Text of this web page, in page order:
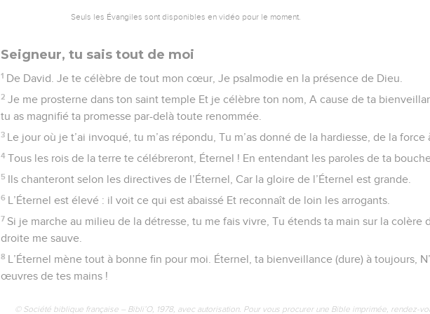
Seuls les Évangiles sont disponibles en vidéo pour le moment.
Seigneur, tu sais tout de moi
1 De David. Je te célèbre de tout mon cœur, Je psalmodie en la présence de Dieu.
2 Je me prosterne dans ton saint temple Et je célèbre ton nom, A cause de ta
tu as magnifié ta promesse par-delà toute renommée.
3 Le jour où je t’ai invoqué, tu m’as répondu, Tu m’as donné de la hardiesse, de la force
4 Tous les rois de la terre te célébreront, Éternel ! En entendant les paroles de ta
5 Ils chanteront selon les directives de l’Éternel, Car la gloire de l’Éternel est grande.
6 L’Éternel est élevé : il voit ce qui est abaissé Et reconnaît de loin les arrogants.
7 Si je marche au milieu de la détresse, tu me fais vivre, Tu étends ta main sur la colère
droite me sauve.
8 L’Éternel mène tout à bonne fin pour moi. Éternel, ta bienveillance (dure) à toujours,
œuvres de tes mains !
© Société biblique française – Bibli’O, 1978, avec autorisation. Pour vous procurer une Bible imprimée, rendez-